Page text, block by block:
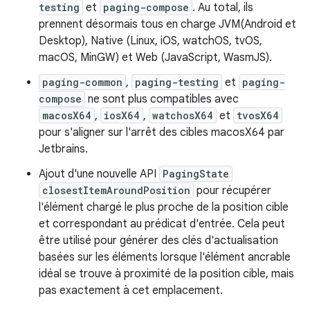
testing et paging-compose . Au total, ils
prennent désormais tous en charge JVM(Android et
Desktop), Native (Linux, iOS, watchOS, tvOS,
macOS, MinGW) et Web (JavaScript, WasmJS).
paging-common , paging-testing et paging-
compose ne sont plus compatibles avec
macosX64 , iosX64 , watchosX64 et tvosX64
pour s'aligner sur l'arrêt des cibles macosX64 par
Jetbrains.
Ajout d'une nouvelle API PagingState
closestItemAroundPosition pour récupérer
l'élément chargé le plus proche de la position cible
et correspondant au prédicat d'entrée. Cela peut
être utilisé pour générer des clés d'actualisation
basées sur les éléments lorsque l'élément ancrable
idéal se trouve à proximité de la position cible, mais
pas exactement à cet emplacement.